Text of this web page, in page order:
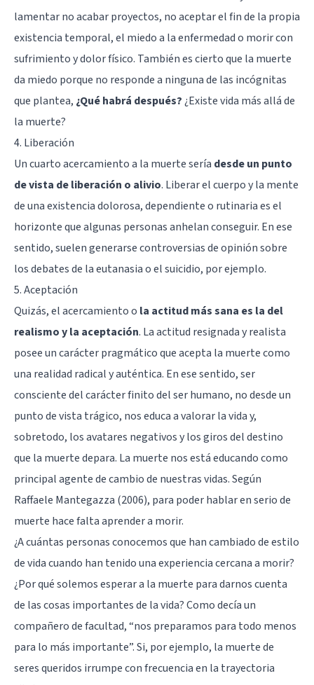
lamentar no acabar proyectos, no aceptar el fin de la propia
existencia temporal, el miedo a la enfermedad o morir con
sufrimiento y dolor físico. También es cierto que la muerte
da miedo porque no responde a ninguna de las incógnitas
que plantea, ¿Qué habrá después?¿Existe vida más allá de
la muerte?
4. Liberación
Un cuarto acercamiento a la muerte sería desde un punto
de vista de liberación o alivio. Liberar el cuerpo y la mente
de una existencia dolorosa, dependiente o rutinaria es el
horizonte que algunas personas anhelan conseguir. En ese
sentido, suelen generarse controversias de opinión sobre
los debates de la eutanasia o elsuicidio, por ejemplo.
5. Aceptación
Quizás, el acercamiento o la actitud más sana es la del
realismo y la aceptación. La actitud resignada y realista
posee un carácter pragmático que acepta la muerte como
una realidad radical y auténtica. En ese sentido, ser
consciente del carácter finito del ser humano, no desde un
punto de vista trágico, nos educa a valorar la vida y,
sobretodo, los avatares negativos y los giros del destino
que la muerte depara. La muerte nos está educando como
principal agente de cambio de nuestras vidas. Según
Raffaele Mantegazza (2006), para poder hablar en serio de
muerte hace falta aprender a morir.
¿A cuántas personas conocemos que han cambiado de estilo
de vida cuando han tenido una experiencia cercana a morir?
¿Por qué solemos esperar a la muerte para darnos cuenta
de las cosas importantes de la vida? Como decía un
compañero de facultad, “nos preparamos para todo menos
para lo más importante”. Si, por ejemplo, la muerte de
seres queridos irrumpe con frecuencia en la trayectoria